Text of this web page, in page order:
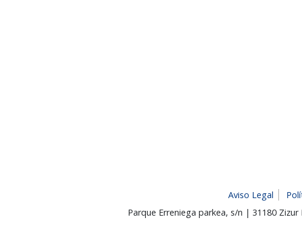
Aviso Legal
Parque Erreniega parkea, s/n | 31180 Zizur